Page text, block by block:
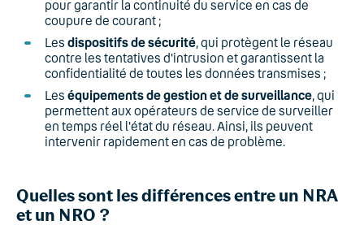
pour garantir la continuité du service en cas de
coupure de courant ;
Les dispositifs de sécurité, qui protègent le réseau
contre les tentatives d'intrusion et garantissent la
confidentialité de toutes les données transmises ;
Les équipements de gestion et de surveillance, qui
permettent aux opérateurs de service de surveiller
en temps réel l'état du réseau. Ainsi, ils peuvent
intervenir rapidement en cas de problème.
Quelles sont les différences entre un NRA
et un NRO ?